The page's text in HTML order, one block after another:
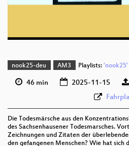
nook25-deu AM3 Playlists: 'nook25'
46 min 2025-11-15
Die Todesmärsche aus den
des Sachsenhausener Todesmarsches.
Zeichnungen und Zitaten der
den gefangenen Menschen? Wie hat sich